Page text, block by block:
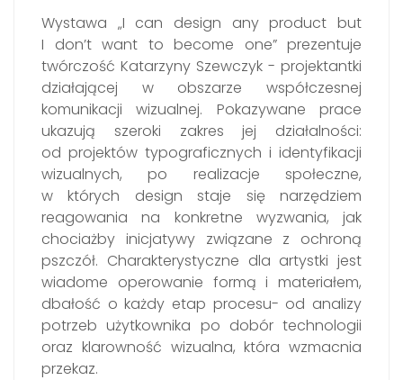
Wystawa „I can design any product but
I don’t want to become one” prezentuje
twórczość Katarzyny Szewczyk - projektantki
działającej w obszarze współczesnej
komunikacji wizualnej. Pokazywane prace
ukazują szeroki zakres jej działalności:
od projektów typograficznych i identyfikacji
wizualnych, po realizacje społeczne,
w których design staje się narzędziem
reagowania na konkretne wyzwania, jak
chociażby inicjatywy związane z ochroną
pszczół. Charakterystyczne dla artystki jest
wiadome operowanie formą i materiałem,
dbałość o każdy etap procesu- od analizy
potrzeb użytkownika po dobór technologii
oraz klarowność wizualna, która wzmacnia
przekaz.